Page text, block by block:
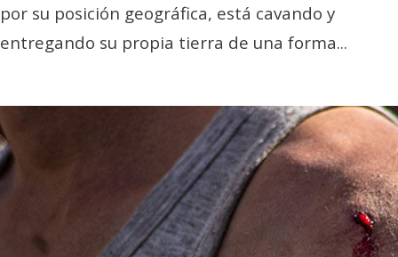
por su posición geográfica, está cavando y
entregando su propia tierra de una forma...